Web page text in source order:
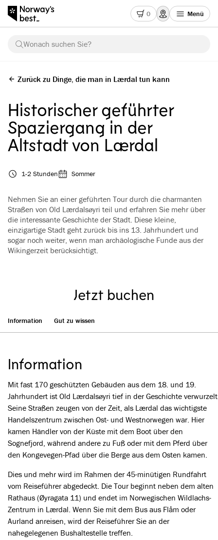
0 Menü
Wonach suchen Sie?
Zurück zu Dinge, die man in Lærdal tun kann
Historischer geführter
Spaziergang in der
Altstadt von Lærdal
1-2 Stunden Sommer
Nehmen Sie an einer geführten Tour durch die charmanten
Straßen von Old Lærdalsøyri teil und erfahren Sie mehr über
die interessante Geschichte der Stadt. Diese kleine,
einzigartige Stadt geht zurück bis ins 13. Jahrhundert und
sogar noch weiter, wenn man archäologische Funde aus der
Wikingerzeit berücksichtigt.
Jetzt buchen
Information Gut zu wissen
Information
Mit fast 170 geschützten Gebäuden aus dem 18. und 19.
Jahrhundert ist Old Lærdalsøyri tief in der Geschichte
Seine Straßen zeugen von der Zeit, als Lærdal das wichtigste
Handelszentrum zwischen Ost- und Westnorwegen war. Hier
kamen Händler von der Küste mit dem Boot über den
Sognefjord, während andere zu Fuß oder mit dem Pferd über
den Kongevegen-Pfad über die Berge aus dem Osten kamen.
Dies und mehr wird im Rahmen der 45-minütigen Rundfahrt
vom Reiseführer abgedeckt. Die Tour beginnt neben dem alten
Rathaus (Øyragata 11) und endet im Norwegischen Wildlachs-
Zentrum in Lærdal. Wenn Sie mit dem Bus aus Flåm oder
Aurland anreisen, wird der Reiseführer Sie an der
nahegelegenen Bushaltestelle treffen.